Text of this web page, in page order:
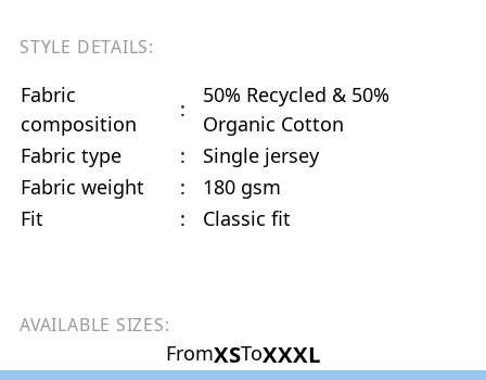
STYLE DETAILS:
Fabric
composition
:
50% Recycled & 50%
Organic Cotton
Fabric type
:
Single jersey
Fabric weight
:
180 gsm
Fit
: Classic fit
AVAILABLE SIZES:
FromXSToXXXL